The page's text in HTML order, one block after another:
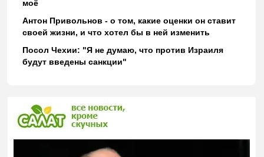
моё
Антон Привольнов - о том, какие оценки он ставит
своей жизни, и что хотел бы в ней изменить
Посол Чехии: "Я не думаю, что против Израиля
будут введены санкции"